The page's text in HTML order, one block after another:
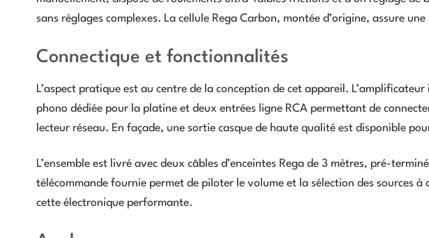
sans réglages complexes. La cellule Rega Carbon, montée d’origine, assure
Connectique et fonctionnalités
L’aspect pratique est au centre de la conception de cet appareil.
phono dédiée pour la platine et deux entrées ligne RCA permettant de
lecteur réseau. En façade, une sortie casque de haute qualité est disponible
L’ensemble est livré avec deux câbles d’enceintes Rega de 3 mètres, pré-
télécommande fournie permet de piloter le volume et la sélection des sources
cette électronique performante.